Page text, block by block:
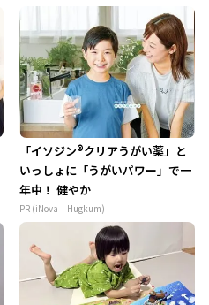
「イソジン®クリアうがい薬」と
いっしょに「うがいパワー」で一
年中！ 健やか
PR (iNova｜Hugkum)